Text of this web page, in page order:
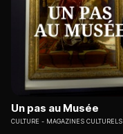
Un pas au Musée
CULTURE MAGAZINES CULTURELS